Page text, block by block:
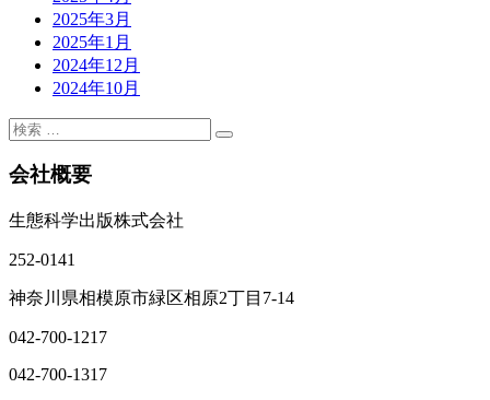
2025年3月
2025年1月
2024年12月
2024年10月
会社概要
生態科学出版株式会社
252-0141
神奈川県相模原市緑区相原2丁目7-14
042-700-1217
042-700-1317